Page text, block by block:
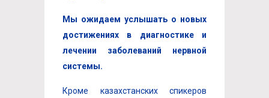
Мы ожидаем услышать о новых
достижениях в диагностике и
лечении заболеваний нервной
системы.
Кроме казахстанских спикеров